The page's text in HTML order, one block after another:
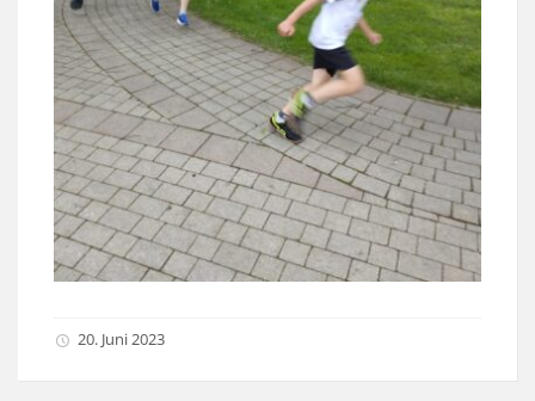
20. Juni 2023